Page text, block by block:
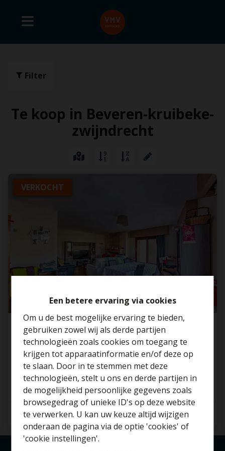
Een betere ervaring via cookies
Om u de best mogelijke ervaring te bieden,
gebruiken zowel wij als derde partijen
technologieën zoals cookies om toegang te
krijgen tot apparaatinformatie en/of deze op
te slaan. Door in te stemmen met deze
technologieën, stelt u ons en derde partijen in
de mogelijkheid persoonlijke gegevens zoals
browsegedrag of unieke ID's op deze website
te verwerken. U kan uw keuze altijd wijzigen
onderaan de pagina via de optie 'cookies' of
'cookie instellingen'.
Filter
Te koop in Beveren-kruibeke-
zwijndrecht
VERKOCHT
Ruim app met 3 slp en autostaanplaats voor
de deur
2070 Beveren-Kruibeke-Zwijndrecht
3 1 135 m²
Benieuwd naar de
waarde van je huis?
Gratis schatting